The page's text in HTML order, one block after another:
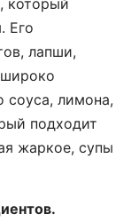
который
Его
лапши,
соуса, лимона,
подходит
жаркое, супы